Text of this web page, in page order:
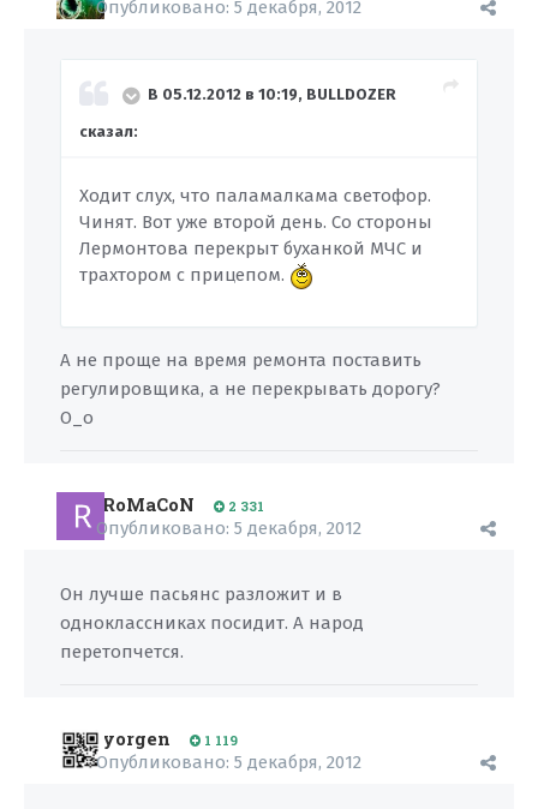
Опубликовано: 5 декабря, 2012
В 05.12.2012 в 10:19, BULLDOZER
сказал:
Ходит слух, что паламалкама светофор.
Чинят. Вот уже второй день. Со стороны
Лермонтова перекрыт буханкой МЧС и
трахтором с прицепом.
А не проще на время ремонта поставить
регулировщика, а не перекрывать дорогу?
О_о
RoMaCoN 2 331
Опубликовано: 5 декабря, 2012
Он лучше пасьянс разложит и в
одноклассниках посидит. А народ
перетопчется.
yorgen 1 119
Опубликовано: 5 декабря, 2012